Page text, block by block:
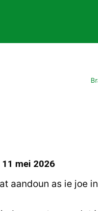
11 mei 2026
aandoun as ie joe